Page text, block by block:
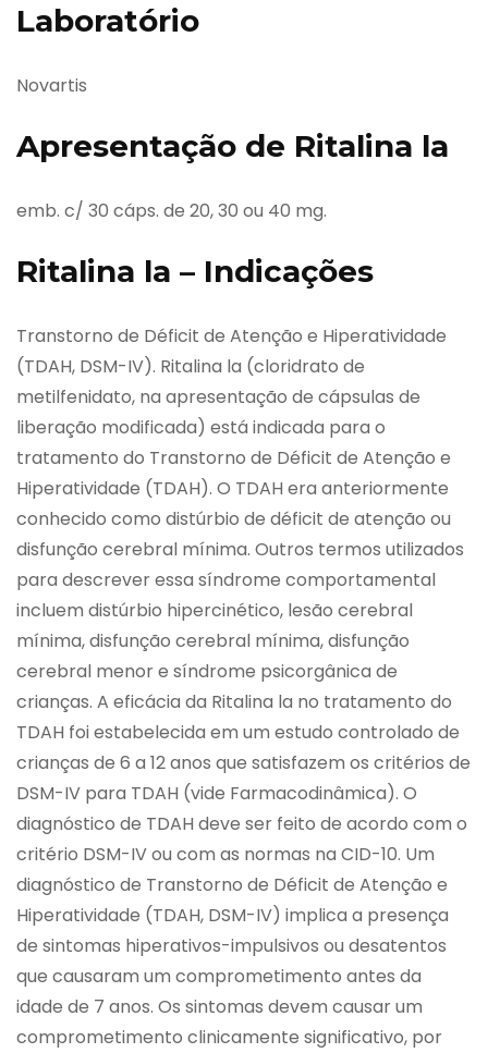
Laboratório
Novartis
Apresentação de Ritalina la
emb. c/ 30 cáps. de 20, 30 ou 40 mg.
Ritalina la – Indicações
Transtorno de Déficit de Atenção e Hiperatividade
(TDAH, DSM-IV). Ritalina la (cloridrato de
metilfenidato, na apresentação de cápsulas de
liberação modificada) está indicada para o
tratamento do Transtorno de Déficit de Atenção e
Hiperatividade (TDAH). O TDAH era anteriormente
conhecido como distúrbio de déficit de atenção ou
disfunção cerebral mínima. Outros termos utilizados
para descrever essa síndrome comportamental
incluem distúrbio hipercinético, lesão cerebral
mínima, disfunção cerebral mínima, disfunção
cerebral menor e síndrome psicorgânica de
crianças. A eficácia da Ritalina la no tratamento do
TDAH foi estabelecida em um estudo controlado de
crianças de 6 a 12 anos que satisfazem os critérios de
DSM-IV para TDAH (vide Farmacodinâmica). O
diagnóstico de TDAH deve ser feito de acordo com o
critério DSM-IV ou com as normas na CID-10. Um
diagnóstico de Transtorno de Déficit de Atenção e
Hiperatividade (TDAH, DSM-IV) implica a presença
de sintomas hiperativos-impulsivos ou desatentos
que causaram um comprometimento antes da
idade de 7 anos. Os sintomas devem causar um
comprometimento clinicamente significativo, por